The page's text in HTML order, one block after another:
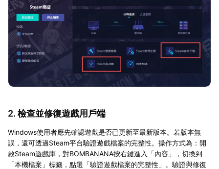
2. 檢查並修復遊戲用戶端
Windows使用者應先確認遊戲是否已更新至最新版本。若版本無
誤，還可透過Steam平台驗證遊戲檔案的完整性。操作方式為：開
啟Steam遊戲庫，對BOMBANANA按右鍵進入「內容」，切換到
「本機檔案」標籤，點選「驗證遊戲檔案的完整性」。驗證與修復